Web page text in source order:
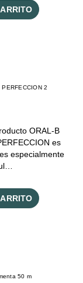
2
ORAL-B
es
especialmente
50 m